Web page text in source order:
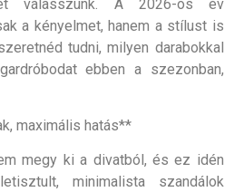
válasszunk. A 2026-os év
a kényelmet, hanem a stílust is
tudni, milyen darabokkal
ebben a szezonban,
maximális hatás**
megy ki a divatból, és ez idén
minimalista szandálok